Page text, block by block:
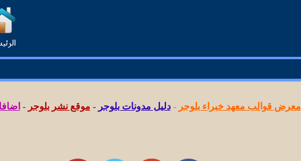
معرض قوالب معهد خبراء بلوجر -دليل مدونات بلوجر - موقع نشر بلوجر -